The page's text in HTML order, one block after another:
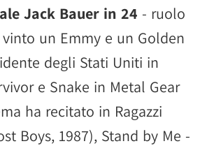
Jack Bauer in 24 - ruolo
un Emmy e un Golden
degli Stati Uniti in
e Snake in Metal Gear
ha recitato in Ragazzi
Boys, 1987), Stand by Me -